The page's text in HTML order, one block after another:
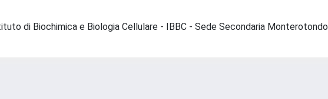
di Biochimica e Biologia Cellulare - IBBC - Sede Secondaria Monterotondo